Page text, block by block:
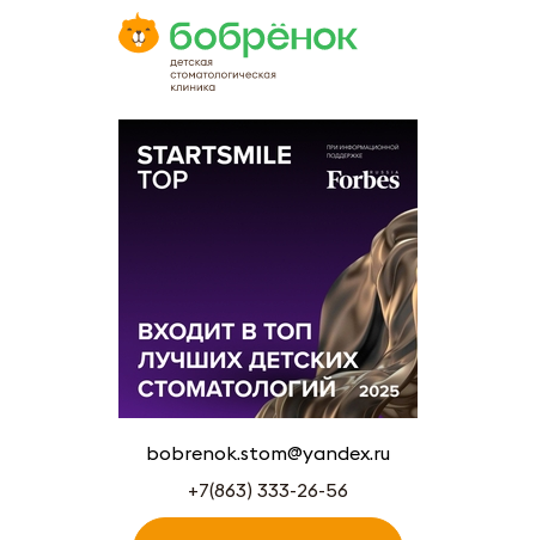
bobrenok.stom@yandex.ru
+7(863) 333-26-56